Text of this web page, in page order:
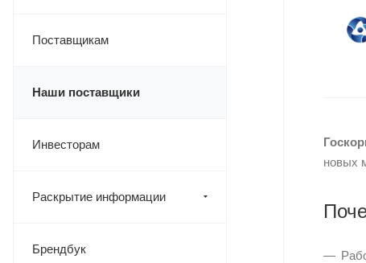
Поставщикам
Наши поставщики
Инвесторам
Раскрытие информации
Брендбук
новых